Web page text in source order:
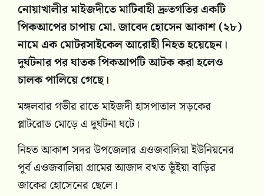
নোয়াখালীর মাইজদীতে মাটিবাহী দ্রুতগতির একটি
পিকআপের চাপায় মো. জাবেদ হোসেন আকাশ (২৮)
নামে এক মোটরসাইকেল আরোহী নিহত হয়েছেন।
দুর্ঘটনার পর ঘাতক পিকআপটি আটক করা হলেও
চালক পালিয়ে গেছে।
মঙ্গলবার গভীর রাতে মাইজদী হাসপাতাল সড়কের
প্লাটরোড মোড়ে এ দুর্ঘটনা ঘটে।
নিহত আকাশ সদর উপজেলার এওজবালিয়া ইউনিয়নের
পূর্ব এওজবালিয়া গ্রামের আজাদ বখত ভূঁইয়া বাড়ির
জাকের হোসেনের ছেলে।